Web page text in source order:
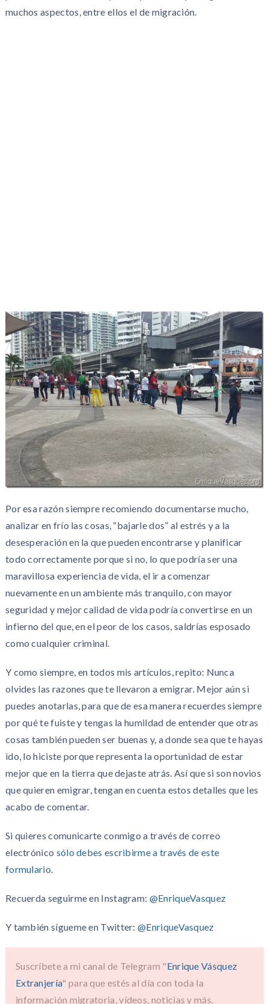
muchos aspectos, entre ellos el de migración.
Por esa razón siempre recomiendo documentarse mucho,
analizar en frío las cosas, “bajarle dos” al estrés y a la
desesperación en la que pueden encontrarse y planificar
todo correctamente porque si no, lo que podría ser una
maravillosa experiencia de vida, el ir a comenzar
nuevamente en un ambiente más tranquilo, con mayor
seguridad y mejor calidad de vida podría convertirse en un
infierno del que, en el peor de los casos, saldrías esposado
como cualquier criminal.
Y como siempre, en todos mis artículos, repito: Nunca
olvides las razones que te llevaron a emigrar. Mejor aún si
puedes anotarlas, para que de esa manera recuerdes siempre
por qué te fuiste y tengas la humildad de entender que otras
cosas también pueden ser buenas y, a donde sea que te hayas
ido, lo hiciste porque representa la oportunidad de estar
mejor que en la tierra que dejaste atrás. Así que si son novios
que quieren emigrar, tengan en cuenta estos detalles que les
acabo de comentar.
Si quieres comunicarte conmigo a través de correo
electrónico sólo debes escribirme a través de este
formulario
Recuerda seguirme en Instagram: @EnriqueVasquez
Y también sígueme en Twitter:@EnriqueVasquez
Suscríbete a mi canal de Telegram "Enrique Vásquez
Extranjería" para que estés al día con toda la
información migratoria, vídeos, noticias y más.